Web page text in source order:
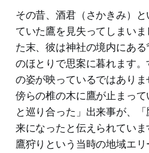
その昔、酒君（さかきみ）
ていた鷹を見失ってしまい
た末、彼は神社の境内にあ
のほとりで思案に暮れます
の姿が映っているではありま
傍らの椎の木に鷹が止まっ
と巡り合った」出来事が、
来になったと伝えられていま
鷹狩りという当時の地域エ